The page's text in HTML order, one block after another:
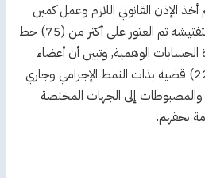
الإذن القانوني اللازم وعمل كمين
محكم له اسفر عن ضبطه وبتفتيشه تم العثور على أكثر من (75) خط
لإدارة الحسابات الوهمية, وتبين أن أعضاء
الشبكة مطلوبين على ذمة (22) قضية بذات النمط الإجرامي وجاري
والمضبوطات إلى الجهات المختصة
بحقهم.